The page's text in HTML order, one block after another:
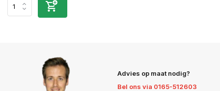
Advies op maat nodig?
Bel ons via 0165-512603